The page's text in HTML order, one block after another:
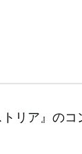
リア』のコ